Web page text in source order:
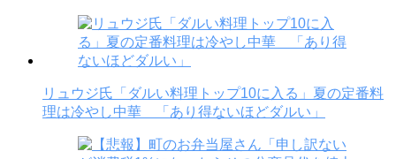
リュウジ氏「ダルい料理トップ10に入る」夏の定番料
理は冷やし中華 「あり得ないほどダルい」